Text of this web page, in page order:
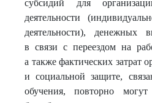
субсидий для
деятельности
деятельности), денежных
в связи с переездом на
а также фактических затрат
и социальной защите,
обучения, повторно могут